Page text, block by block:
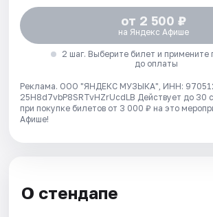
от 2 500 ₽
на Яндекс Афише
2 шаг. Выберите билет и примените
до оплаты
Реклама. ООО "ЯНДЕКС МУЗЫКА", ИНН:
25H8d7vbP8SRTvHZrUcdLB Действует до 30
при покупке билетов от 3 000 ₽ на это
Афише!
О стендапе